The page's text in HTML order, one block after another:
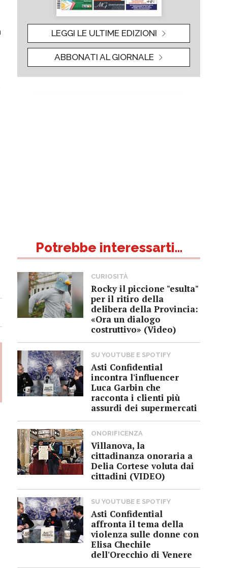
LEGGI LE ULTIME EDIZIONI
ABBONATI AL GIORNALE
Potrebbe interessarti...
CURIOSITÀ
Rocky il piccione "esulta"
per il ritiro della
delibera della Provincia:
«Ora un dialogo
costruttivo» (Video)
SU YOUTUBE E SPOTIFY
Asti Confidential
incontra l'influencer
Luca Garbin che
racconta i clienti più
assurdi dei supermercati
ONORIFICENZA
Villanova, la
cittadinanza onoraria a
Delia Cortese voluta dai
cittadini (VIDEO)
SU YOUTUBE E SPOTIFY
Asti Confidential
affronta il tema della
violenza sulle donne con
Elisa Chechile
dell'Orecchio di Venere